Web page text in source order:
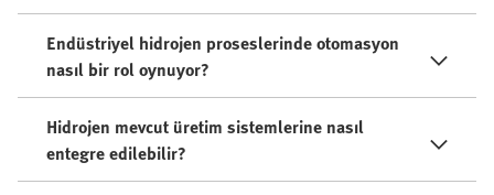
Endüstriyel hidrojen proseslerinde otomasyon
nasıl bir rol oynuyor?
Hidrojen mevcut üretim sistemlerine nasıl
entegre edilebilir?